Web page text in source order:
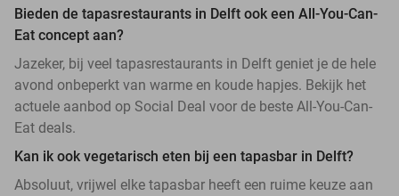
Bieden de tapasrestaurants in Delft ook een All-You-Can-
Eat concept aan?
Jazeker, bij veel tapasrestaurants in Delft geniet je de hele
avond onbeperkt van warme en koude hapjes. Bekijk het
actuele aanbod op Social Deal voor de beste All-You-Can-
Eat deals.
Kan ik ook vegetarisch eten bij een tapasbar in Delft?
Absoluut, vrijwel elke tapasbar heeft een ruime keuze aan